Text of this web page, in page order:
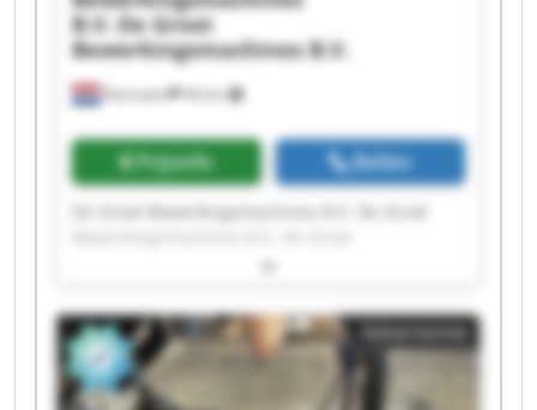
Rosmalen 46 km
B.V. De Groot
Bewerkingsmachines B.V.
Prijsinfo Bellen
De Groot Bewerkingsmachines B.V. De Groot
Bewerkingsmachines B.V. De Groot
Bewerkingsmachines B.V. De Groot
Bewerkingsmachines B.V. De Groot
Bewerkingsmachines B.V. De Groot
Bewerkingsmachines B.V. De Groot
Advertentie